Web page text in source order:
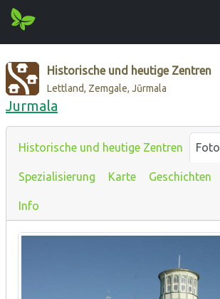
Historische und heutige Zentren
Lettland, Zemgale, Jūrmala
Jurmala
Historische und heutige Zentren Foto
Spezialisierung Karte Geschichten
Info